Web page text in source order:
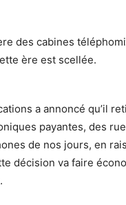
des cabines
ère est scellée.
a annoncé qu’il
payantes, des
de nos jours, en
décision va faire